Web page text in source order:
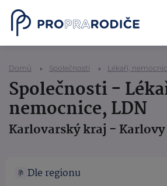
Domů Společnosti Lékaři,
Společnosti -
nemocnice, LDN
Karlovarský kraj -
Dle regionu